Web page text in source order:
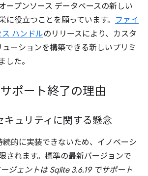
ープンソース データベースの新しい
に役立つことを願っています。 ファイ
ハンドルのリリースにより、カスタ
ーションを構築できる新しいプリミ
した。
ポート終了の理由
キュリティに関する懸念
的に実装できないため、イノベーシ
されます。標準の最新バージョンで
ージェントは Sqlite 3.6.19 でサポート